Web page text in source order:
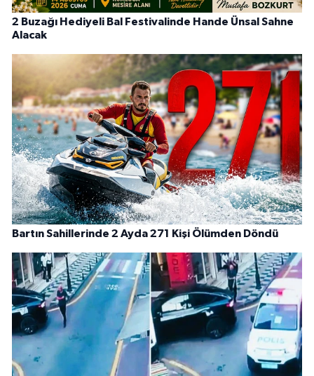
2 Buzağı Hediyeli Bal Festivalinde Hande Ünsal Sahne
Alacak
Bartın Sahillerinde 2 Ayda 271 Kişi Ölümden Döndü